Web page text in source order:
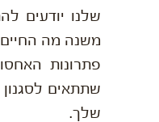
שלנו יודעים
משנה מה
פתרונות
שתתאים
שלך.